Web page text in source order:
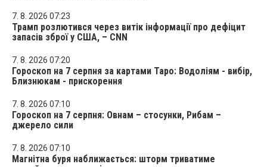
7. 8. 2026 07:23
Трамп розлютився через витік інформації про дефіцит
запасів зброї у США, – CNN
7. 8. 2026 07:20
Гороскоп на 7 серпня за картами Таро: Водоліям - вибір,
Близнюкам - прискорення
7. 8. 2026 07:10
Гороскоп на 7 серпня: Овнам – стосунки, Рибам –
джерело сили
7. 8. 2026 07:10
Магнітна буря наближається: шторм триватиме